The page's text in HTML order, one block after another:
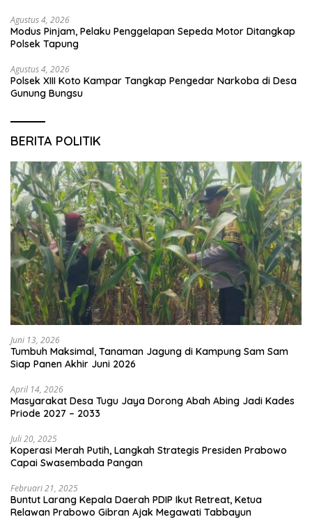
Agustus 4, 2026
Modus Pinjam, Pelaku Penggelapan Sepeda Motor Ditangkap
Polsek Tapung
Agustus 4, 2026
Polsek XIII Koto Kampar Tangkap Pengedar Narkoba di Desa
Gunung Bungsu
BERITA POLITIK
Juni 13, 2026
Tumbuh Maksimal, Tanaman Jagung di Kampung Sam Sam
Siap Panen Akhir Juni 2026
April 14, 2026
Masyarakat Desa Tugu Jaya Dorong Abah Abing Jadi Kades
Priode 2027 – 2033
Juli 20, 2025
Koperasi Merah Putih, Langkah Strategis Presiden Prabowo
Capai Swasembada Pangan
Februari 21, 2025
Buntut Larang Kepala Daerah PDIP Ikut Retreat, Ketua
Relawan Prabowo Gibran Ajak Megawati Tabbayun